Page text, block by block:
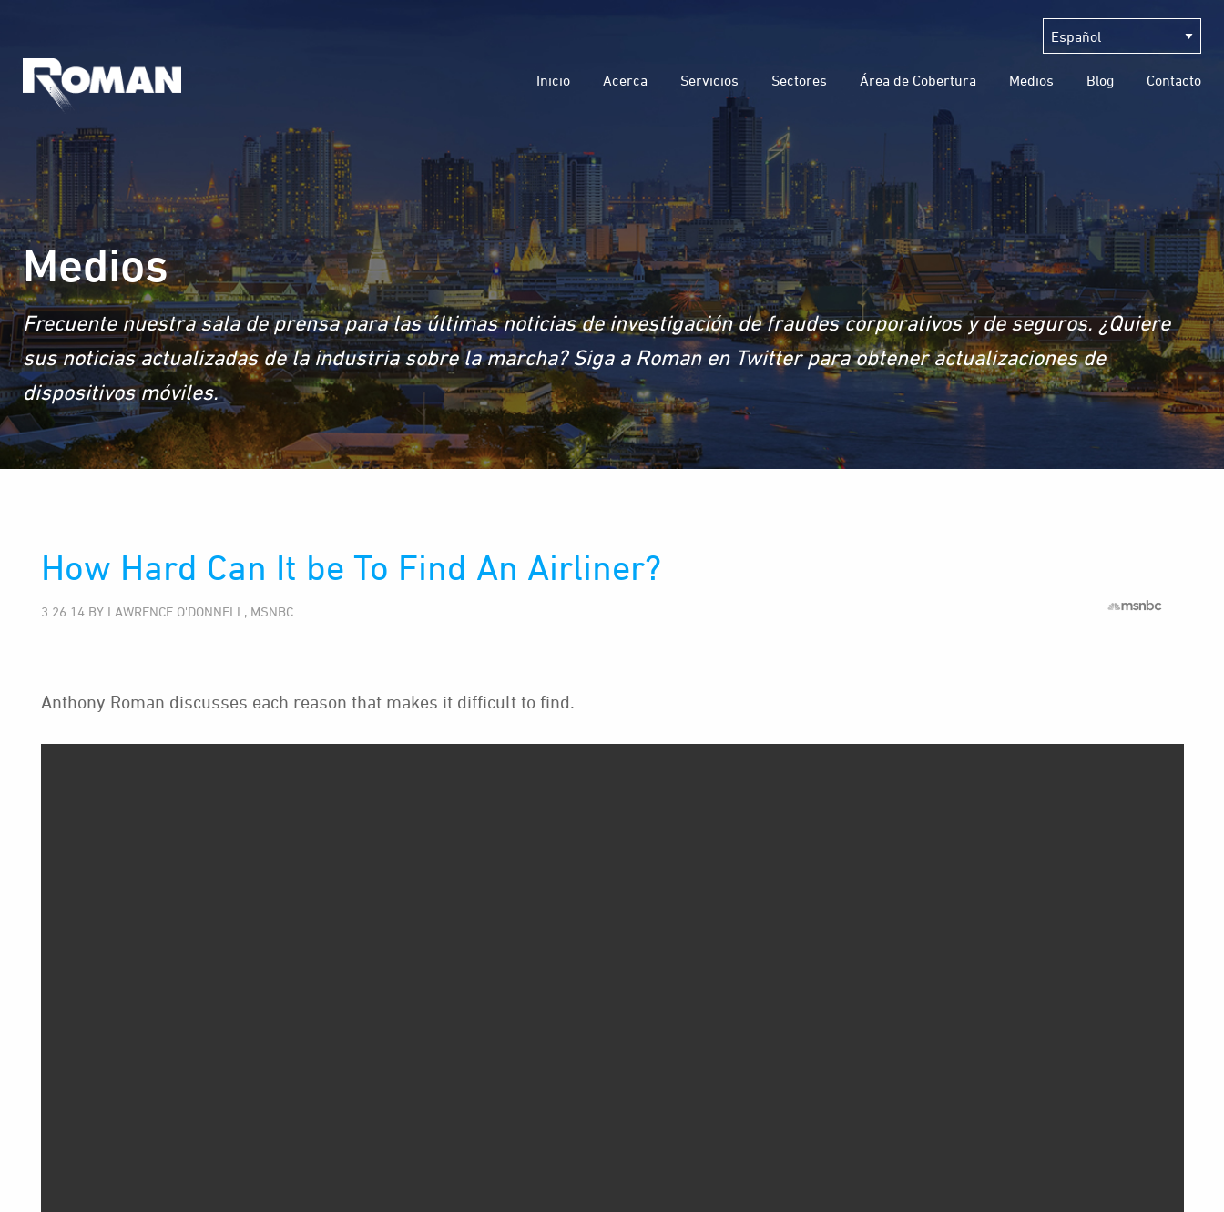
Inicio Acerca Servicios Sectores Área de Cobertura Medios Blog Contacto
Medios
Frecuente nuestra sala de prensa para las últimas noticias de investigación de fraudes corporativos y de seguros. ¿Quiere
sus noticias actualizadas de la industria sobre la marcha? Siga a Roman en Twitter para obtener actualizaciones de
dispositivos móviles.
How Hard Can It be To Find An Airliner?
3.26.14 BY LAWRENCE O'DONNELL, MSNBC
Anthony Roman discusses each reason that makes it difficult to find.